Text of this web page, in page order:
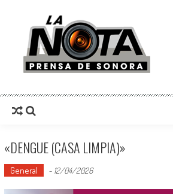
La Nota Prensa De Sonora
«DENGUE (CASA LIMPIA)»
General - 12/04/2026